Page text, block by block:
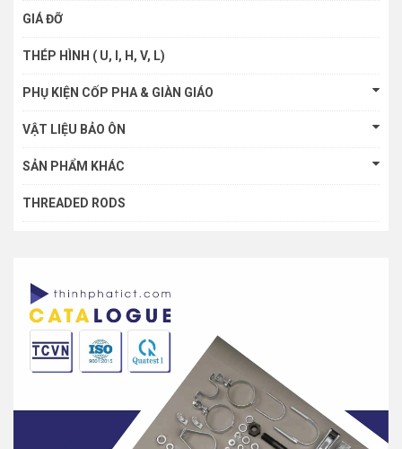
GIÁ ĐỠ
THÉP HÌNH ( U, I, H, V, L)
PHỤ KIỆN CỐP PHA & GIÀN GIÁO
VẬT LIỆU BẢO ÔN
SẢN PHẨM KHÁC
THREADED RODS